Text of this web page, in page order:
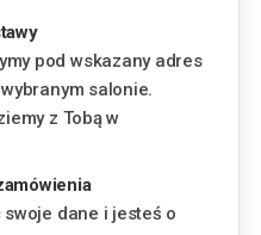
pod wskazany adres
salonie.
z Tobą w
swoje dane i jesteś o
zł
28, 26-610
Rzeszów